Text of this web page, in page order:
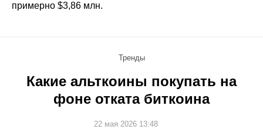
примерно $3,86 млн.
Тренды
Какие альткоины покупать на
фоне отката биткоина
22 мая 2026 13:48